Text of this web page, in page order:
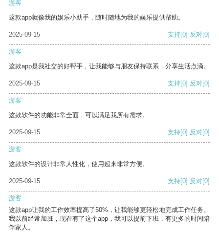
游客
这款app就像我的娱乐小助手，随时随地为我的娱乐提供帮助。
2025-09-15 支持[0] 反对[0]
游客
这款app是我社交的好帮手，让我能够与朋友保持联系，分享生活点滴。
2025-09-15 支持[0] 反对[0]
游客
这款软件的功能非常全面，可以满足我所有需求。
2025-09-15 支持[0] 反对[0]
游客
这款软件的设计非常人性化，使用起来非常方便。
2025-09-15 支持[0] 反对[0]
游客
这款app让我的工作效率提高了50%，让我能够更轻松地完成工作任务。
我以前经常加班，现在有了这个app，我可以提前下班，有更多的时间陪
伴家人。